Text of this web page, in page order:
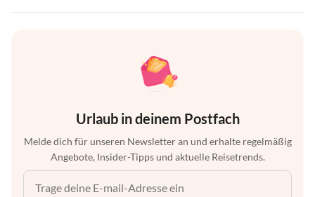
Urlaub in deinem Postfach
Melde dich für unseren Newsletter an und erhalte regelmäßig
Angebote, Insider-Tipps und aktuelle Reisetrends.